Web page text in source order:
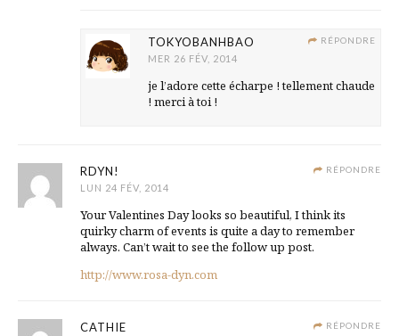
RÉPONDRE
TOKYOBANHBAO
MER 26 FÉV, 2014
je l’adore cette écharpe ! tellement chaude
! merci à toi !
RÉPONDRE
RDYN!
LUN 24 FÉV, 2014
Your Valentines Day looks so beautiful, I think its
quirky charm of events is quite a day to remember
always. Can’t wait to see the follow up post.
http://www.rosa-dyn.com
RÉPONDRE
CATHIE